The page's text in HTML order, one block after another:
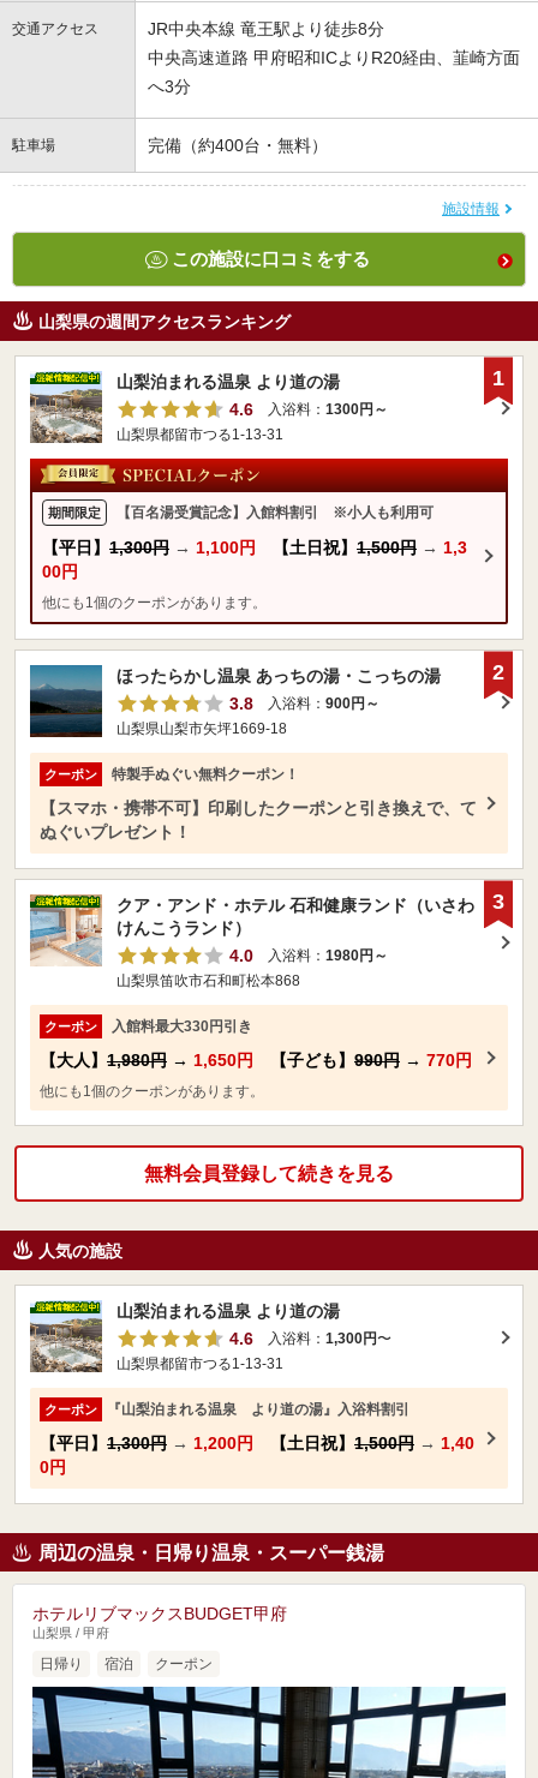
交通アクセス
JR中央本線 竜王駅より徒歩8分
中央高速道路 甲府昭和ICよりR20経由、韮崎方面
へ3分
駐車場 完備（約400台・無料）
施設情報
この施設に口コミをする
山梨県の週間アクセスランキング
山梨泊まれる温泉 より道の湯
4.6
入浴料： 1300円～
山梨県都留市つる1-13-31
期間限定 【百名湯受賞記念】入館料割引 ※小人も利用可
【平日】 1,300円 → 1,100円 【土日祝】 1,500円 → 1,3
00円
他にも1個のクーポンがあります。
1
ほったらかし温泉 あっちの湯・こっちの湯
3.8
入浴料： 900円～
山梨県山梨市矢坪1669-18
クーポン 特製手ぬぐい無料クーポン！
【スマホ・携帯不可】印刷したクーポンと引き換えで、て
ぬぐいプレゼント！
2
クア・アンド・ホテル 石和健康ランド（いさわ
けんこうランド）
4.0
入浴料： 1980円～
山梨県笛吹市石和町松本868
クーポン 入館料最大330円引き
【大人】 1,980円 → 1,650円 【子ども】 990円 → 770円
他にも1個のクーポンがあります。
3
無料会員登録して続きを見る
人気の施設
山梨泊まれる温泉 より道の湯
4.6
入浴料： 1,300円〜
山梨県都留市つる1-13-31
クーポン 『山梨泊まれる温泉 より道の湯』入浴料割引
【平日】 1,300円 → 1,200円 【土日祝】 1,500円 → 1,40
0円
周辺の温泉・日帰り温泉・スーパー銭湯
ホテルリブマックスBUDGET甲府
山梨県 / 甲府
日帰り 宿泊 クーポン